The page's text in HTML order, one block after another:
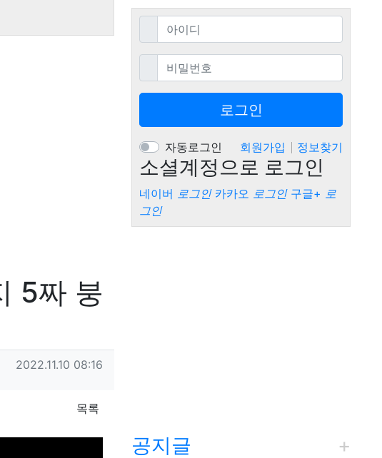
5짜 붕
작성일
2022.11.10 08:16
목록
아이디필수
비밀번호필수
로그인
자동로그인 회원가입 정보찾기
소셜계정으로 로그인
네이버 로그인 카카오 로그인 구글+ 로
그인
공지글